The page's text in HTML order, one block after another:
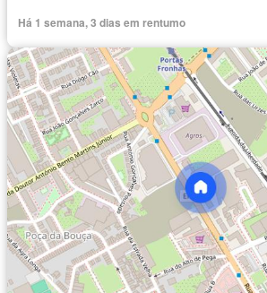
Há 1 semana, 3 dias em rentumo